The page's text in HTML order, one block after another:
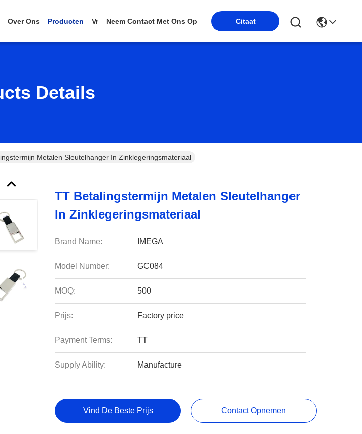
Over Ons Producten Vr Neem Contact Met Ons Op Citaat
Details
Metalen Sleutelhanger In Zinklegeringsmateriaal
TT Betalingstermijn Metalen Sleutelhanger
In Zinklegeringsmateriaal
Brand Name: IMEGA
Model Number: GC084
MOQ: 500
Prijs: Factory price
Payment Terms: TT
Supply Ability: Manufacture
Vind De Beste Prijs Contact Opnemen